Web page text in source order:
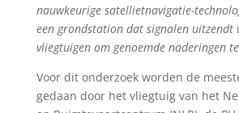
nauwkeurige satellietnavigatie-
een grondstation dat signalen uitzendt
vliegtuigen om genoemde naderingen
Voor dit onderzoek worden de
gedaan door het vliegtuig van het